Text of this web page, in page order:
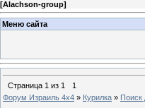
[Alachson-group]
Меню сайта
Страница 1 из 1
1
Форум Израиль 4х4 » Курилка » Поиск